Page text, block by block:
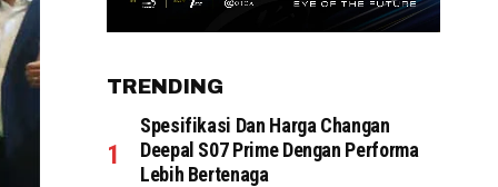
TRENDING
Spesifikasi Dan Harga Changan
Deepal S07 Prime Dengan Performa
Lebih Bertenaga